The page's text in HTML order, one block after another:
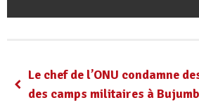
Le chef de l’ONU condamne
des camps militaires à